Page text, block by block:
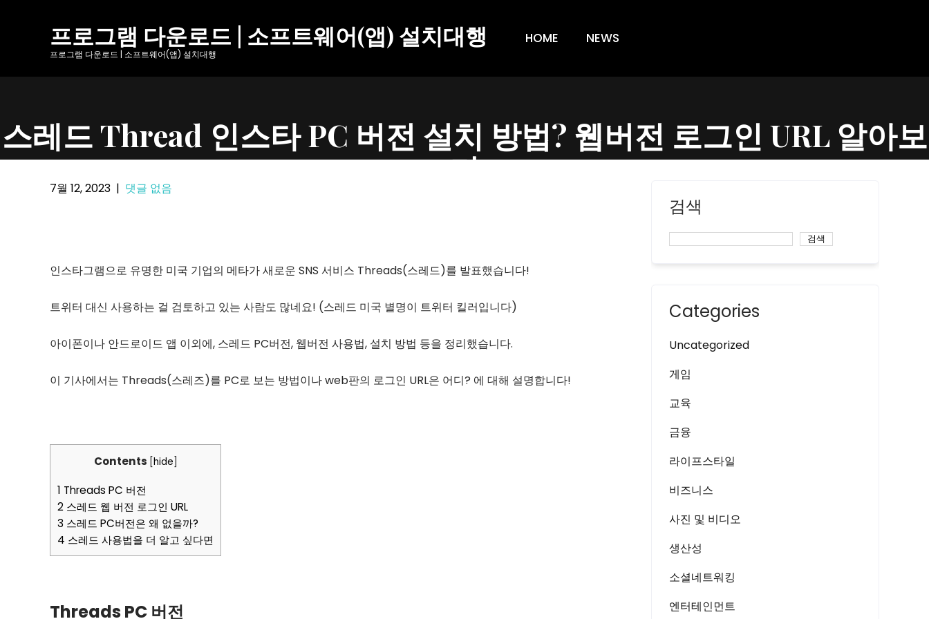
프로그램 다운로드 | 소프트웨어(앱) 설치대행
프로그램 다운로드 | 소프트웨어(앱) 설치대행
HOME NEWS
스레드 Thread 인스타 PC 버전 설치 방법? 웹버전 로그인 URL 알아보
기
7월 12, 2023 | 댓글 없음
인스타그램으로 유명한 미국 기업의 메타가 새로운 SNS 서비스 Threads(스레드)를 발표했습니다!
트위터 대신 사용하는 걸 검토하고 있는 사람도 많네요! (스레드 미국 별명이 트위터 킬러입니다)
아이폰이나 안드로이드 앱 이외에, 스레드 PC버전, 웹버전 사용법, 설치 방법 등을 정리했습니다.
이 기사에서는 Threads(스레즈)를 PC로 보는 방법이나 web판의 로그인 URL은 어디? 에 대해 설명합니다!
Contents [hide]
1 Threads PC 버전
2 스레드 웹 버전 로그인 URL
3 스레드 PC버전은 왜 없을까?
4 스레드 사용법을 더 알고 싶다면
Threads PC 버전
검색
검색
Categories
Uncategorized
게임
교육
금융
라이프스타일
비즈니스
사진 및 비디오
생산성
소셜네트워킹
엔터테인먼트